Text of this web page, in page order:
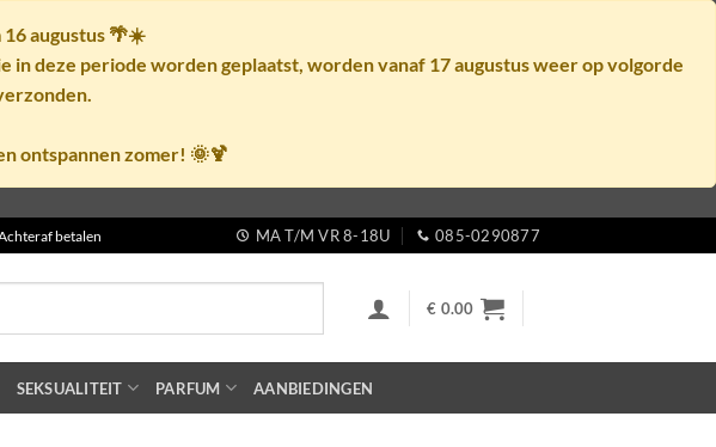
augustus🌴☀️
in deze periode worden geplaatst, worden vanaf 17 augustusweer op volgorde
ontspannen zomer! 🌞🍹
betalen MA T/M VR 8-18U 085-0290877
€ 0.00
SEKSUALITEIT PARFUM AANBIEDINGEN